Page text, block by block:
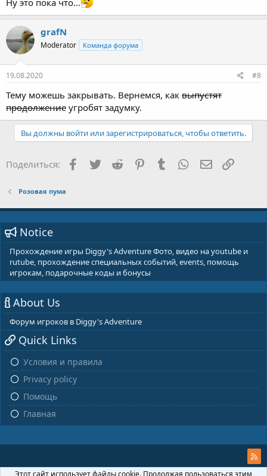
grafN
Moderator Команда форума
19.08.2020 #8
Тему можешь закрывать. Вернемся, как выпустят
продолжение угробят задумку.
Вы должны войти или зарегистрироваться, чтобы ответить.
Поделиться: Facebook
Twitter Reddit PinterestTumblr WhatsApp
E-mail
Розовая пума
Notice
Прохождение игры Diggy's Adventure Фото, видео на youtube и
rutube, прохождение специальных событий, events, помощь
игрокам, подарочные коды и бонусы
About Us
Форум игроков в Diggy's Adventure
Quick Links
Условия и правила
Privacy policy
Помощь
Главная
Этот сайт использует файлы cookie. Продолжая пользоваться этим